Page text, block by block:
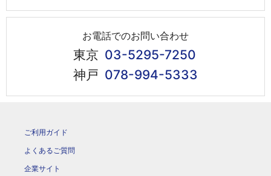
お電話でのお問い合わせ
東京 03-5295-7250
神戸 078-994-5333
ご利用ガイド
よくあるご質問
企業サイト